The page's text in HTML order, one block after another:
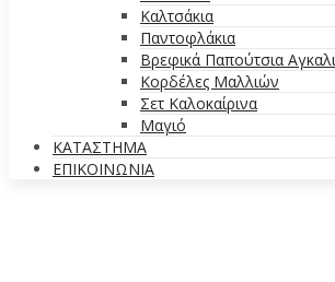
Καλτσάκια
Παντοφλάκια
Βρεφικά Παπούτσια
Κορδέλες Μαλλιών
Σετ Καλοκαίρινα
Μαγιό
ΚΑΤΑΣΤΗΜΑ
ΕΠΙΚΟΙΝΩΝΙΑ